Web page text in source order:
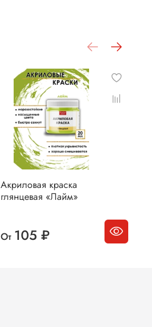
Акриловая краска
глянцевая «Лайм»
От 105 ₽